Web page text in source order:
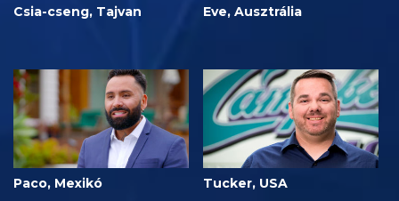
Csia-cseng, Tajvan Eve, Ausztrália
Paco, Mexikó Tucker, USA